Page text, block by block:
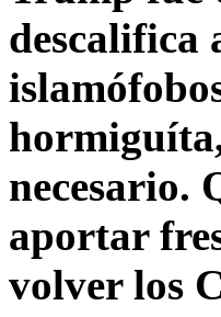
descalifica
necesario.
aportar
volver los